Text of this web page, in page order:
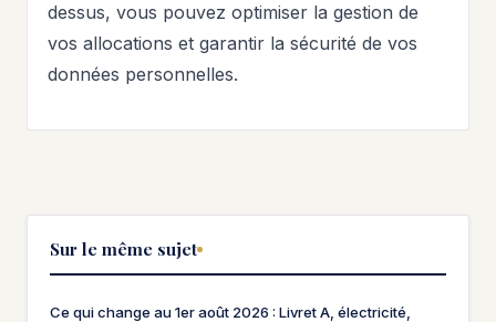
dessus, vous pouvez optimiser la gestion de
vos allocations et garantir la sécurité de vos
données personnelles.
Sur le même sujet
Ce qui change au 1er août 2026 : Livret A, électricité,